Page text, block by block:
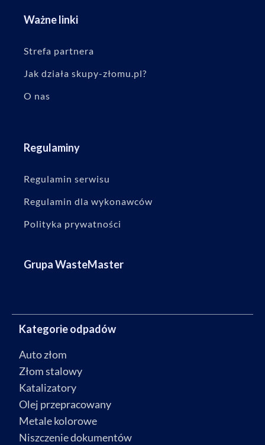
Ważne linki
Strefa partnera
Jak działa skupy-złomu.pl?
O nas
Regulaminy
Regulamin serwisu
Regulamin dla wykonawców
Polityka prywatności
Grupa WasteMaster
Kategorie odpadów
Auto złom
Złom stalowy
Katalizatory
Olej przepracowany
Metale kolorowe
Niszczenie dokumentów